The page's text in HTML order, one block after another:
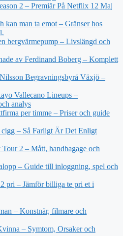
2 – Premiär På Netflix 12 Maj
kan man ta emot – Gränser hos
bergvärmepump – Livslängd och
av Ferdinand Boberg – Komplett
Begravningsbyrå Växjö –
Vallecano Lineups –
analys
per timme – Priser och guide
cigg – Så Farligt Är Det Enligt
2 – Mått, handbagage och
– Guide till inloggning, spel och
pri – Jämför billiga te pri et i
– Konstnär, filmare och
– Symtom, Orsaker och